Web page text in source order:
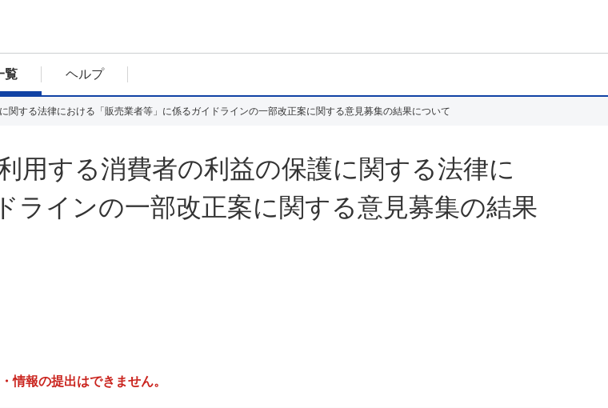
覧 ヘルプ
関する法律における「販売業者等」に係るガイドラインの一部改正案に関する意見募集の結果について
用する消費者の利益の保護に関する法律に
ラインの一部改正案に関する意見募集の結果
情報の提出はできません。